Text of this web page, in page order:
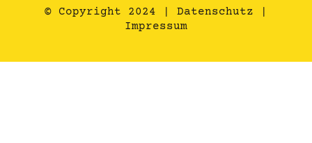
© Copyright 2024 | Datenschutz
Impressum